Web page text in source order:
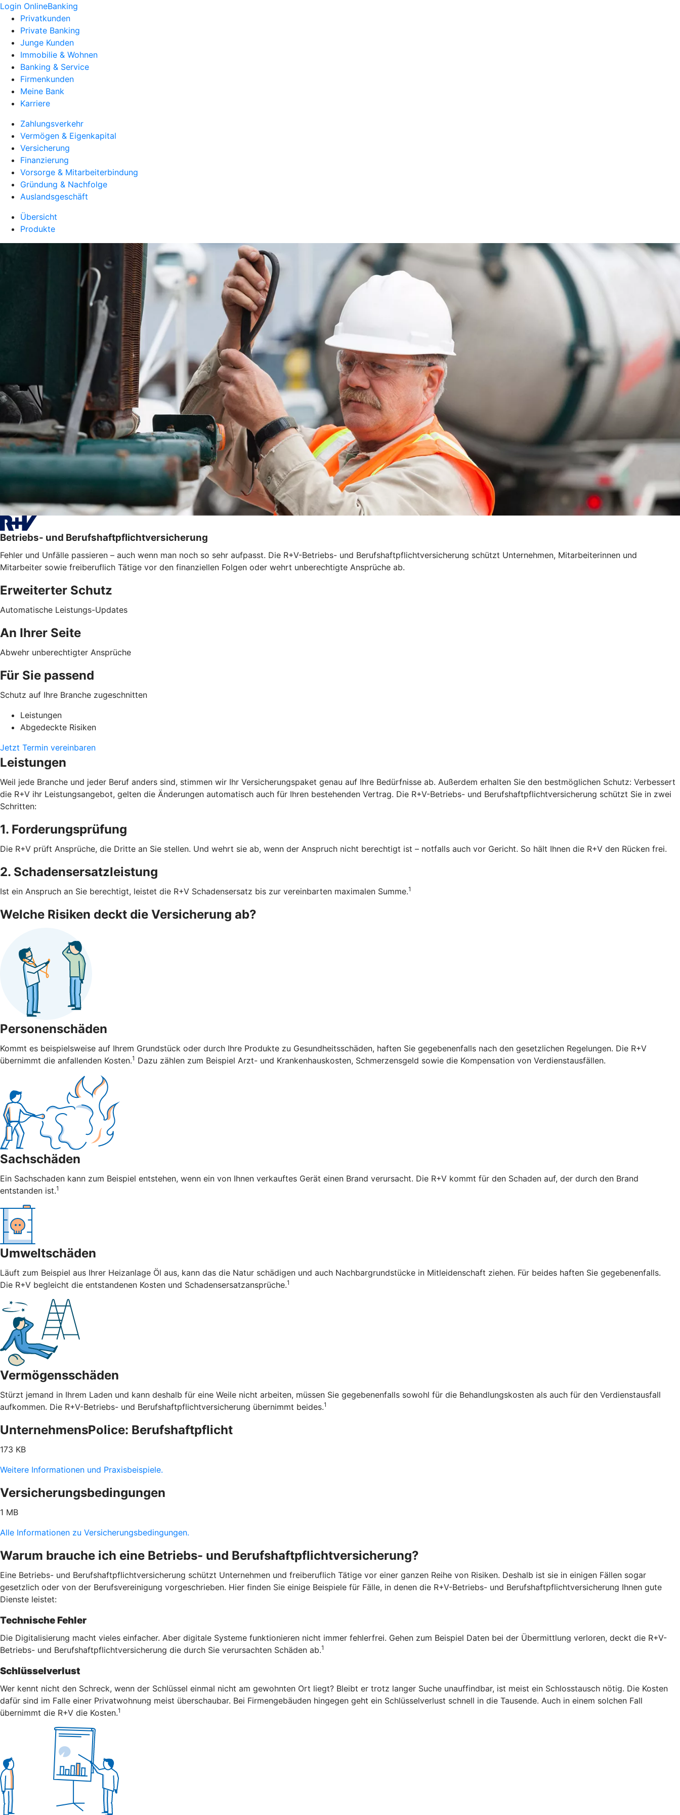
Login OnlineBanking
Privatkunden
Private Banking
Junge Kunden
Immobilie & Wohnen
Banking & Service
Firmenkunden
Meine Bank
Karriere
Zahlungsverkehr
Vermögen & Eigenkapital
Versicherung
Finanzierung
Vorsorge & Mitarbeiterbindung
Gründung & Nachfolge
Auslandsgeschäft
Übersicht
Produkte
Betriebs- und Berufshaftpflichtversicherung
Fehler und Unfälle passieren – auch wenn man noch so sehr aufpasst. Die R+V-Betriebs- und Berufshaftpflichtversicherung schützt Unternehmen, Mitarbeiterinnen und
Mitarbeiter sowie freiberuflich Tätige vor den finanziellen Folgen oder wehrt unberechtigte Ansprüche ab.
Erweiterter Schutz
Automatische Leistungs-Updates
An Ihrer Seite
Abwehr unberechtigter Ansprüche
Für Sie passend
Schutz auf Ihre Branche zugeschnitten
Leistungen
Abgedeckte Risiken
Jetzt Termin vereinbaren
Leistungen
Weil jede Branche und jeder Beruf anders sind, stimmen wir Ihr Versicherungspaket genau auf Ihre Bedürfnisse ab. Außerdem erhalten Sie den bestmöglichen Schutz: Verbessert
die R+V ihr Leistungsangebot, gelten die Änderungen automatisch auch für Ihren bestehenden Vertrag. Die R+V-Betriebs- und Berufshaftpflichtversicherung schützt Sie in zwei
Schritten:
1. Forderungsprüfung
Die R+V prüft Ansprüche, die Dritte an Sie stellen. Und wehrt sie ab, wenn der Anspruch nicht berechtigt ist – notfalls auch vor Gericht. So hält Ihnen die R+V den Rücken frei.
2. Schadensersatzleistung
Ist ein Anspruch an Sie berechtigt, leistet die R+V Schadensersatz bis zur vereinbarten maximalen Summe.1
Welche Risiken deckt die Versicherung ab?
Personenschäden
Kommt es beispielsweise auf Ihrem Grundstück oder durch Ihre Produkte zu Gesundheitsschäden, haften Sie gegebenenfalls nach den gesetzlichen Regelungen. Die R+V
übernimmt die anfallenden Kosten.1 Dazu zählen zum Beispiel Arzt- und Krankenhauskosten, Schmerzensgeld sowie die Kompensation von Verdienstausfällen.
Sachschäden
Ein Sachschaden kann zum Beispiel entstehen, wenn ein von Ihnen verkauftes Gerät einen Brand verursacht. Die R+V kommt für den Schaden auf, der durch den Brand
entstanden ist.1
Umweltschäden
Läuft zum Beispiel aus Ihrer Heizanlage Öl aus, kann das die Natur schädigen und auch Nachbargrundstücke in Mitleidenschaft ziehen. Für beides haften Sie gegebenenfalls.
Die R+V begleicht die entstandenen Kosten und Schadensersatzansprüche.1
Vermögensschäden
Stürzt jemand in Ihrem Laden und kann deshalb für eine Weile nicht arbeiten, müssen Sie gegebenenfalls sowohl für die Behandlungskosten als auch für den Verdienstausfall
aufkommen. Die R+V-Betriebs- und Berufshaftpflichtversicherung übernimmt beides.1
UnternehmensPolice: Berufshaftpflicht
173 KB
Weitere Informationen und Praxisbeispiele.
Versicherungsbedingungen
1 MB
Alle Informationen zu Versicherungsbedingungen.
Warum brauche ich eine Betriebs- und Berufshaftpflichtversicherung?
Eine Betriebs- und Berufshaftpflichtversicherung schützt Unternehmen und freiberuflich Tätige vor einer ganzen Reihe von Risiken. Deshalb ist sie in einigen Fällen sogar
gesetzlich oder von der Berufsvereinigung vorgeschrieben. Hier finden Sie einige Beispiele für Fälle, in denen die R+V-Betriebs- und Berufshaftpflichtversicherung Ihnen gute
Dienste leistet:
Technische Fehler
Die Digitalisierung macht vieles einfacher. Aber digitale Systeme funktionieren nicht immer fehlerfrei. Gehen zum Beispiel Daten bei der Übermittlung verloren, deckt die R+V-
Betriebs- und Berufshaftpflichtversicherung die durch Sie verursachten Schäden ab.1
Schlüsselverlust
Wer kennt nicht den Schreck, wenn der Schlüssel einmal nicht am gewohnten Ort liegt? Bleibt er trotz langer Suche unauffindbar, ist meist ein Schlosstausch nötig. Die Kosten
dafür sind im Falle einer Privatwohnung meist überschaubar. Bei Firmengebäuden hingegen geht ein Schlüsselverlust schnell in die Tausende. Auch in einem solchen Fall
übernimmt die R+V die Kosten.1